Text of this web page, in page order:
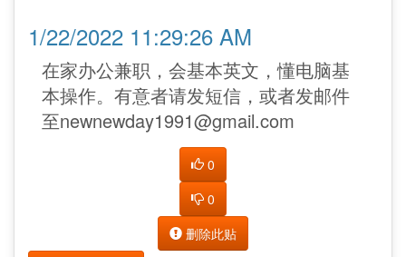
1/22/2022 11:29:26 AM
在家办公兼职，会基本英文，懂电脑基
本操作。有意者请发短信，或者发邮件
至newnewday1991@gmail.com
0
0
删除此贴